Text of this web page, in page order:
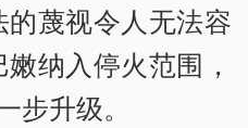
蔑视令人无法容
纳入停火范围，
步升级。